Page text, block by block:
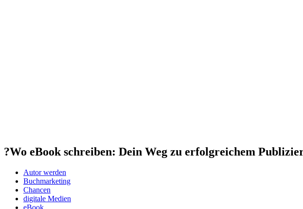
?Wo eBook schreiben: Dein Weg zu erfolgreichem
Autor werden
Buchmarketing
Chancen
digitale Medien
eBook